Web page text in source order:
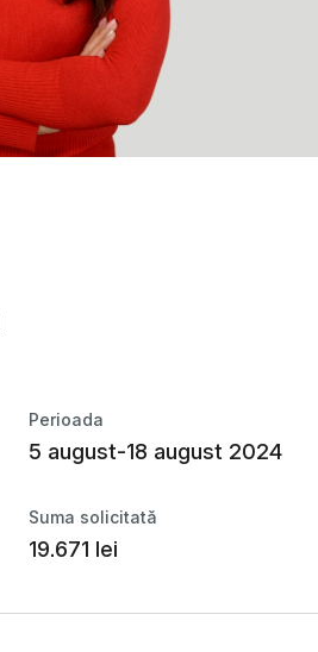
Perioada
5 august-18 august 2024
Suma solicitată
19.671 lei